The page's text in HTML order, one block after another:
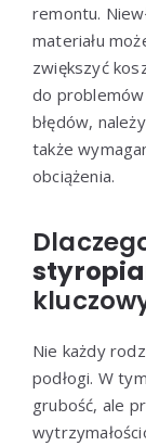
remontu.
materiału
zwiększyć
do problemów
błędów,
także
obciążenia.
Nie każdy
podłogi. W
grubość, ale